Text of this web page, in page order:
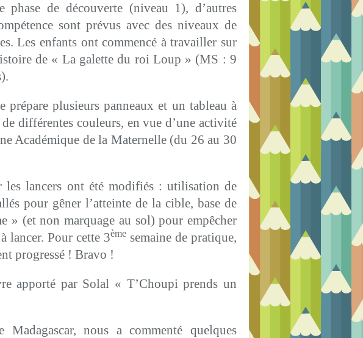
phase de découverte (niveau 1), d’autres
sont prévus avec des niveaux de
Les enfants ont commencé à travailler sur
de « La galette du roi Loup » (MS : 9
prépare plusieurs panneaux et un tableau à
différentes couleurs, en vue d’une activité
Académique de la Maternelle (du 26 au 30
les lancers ont été modifiés : utilisation de
pour gêner l’atteinte de la cible, base de
» (et non marquage au sol) pour empêcher
lancer. Pour cette 3ème semaine de pratique,
progressé ! Bravo !
apporté par Solal « T’Choupi prends un
nous a commenté quelques